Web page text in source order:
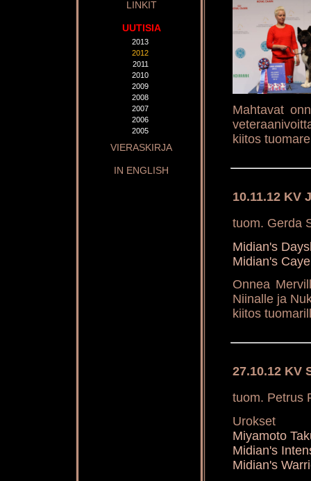
LINKIT
UUTISIA
2013
2012
2011
2010
2009
2008
2007
2006
2005
VIERASKIRJA
IN ENGLISH
Mahtavat
kiitos
10.11.12 KV
tuom. Gerda
Midian's
Midian's
Onnea
Niinalle ja
kiitos
27.10.12 KV
tuom. Petrus
Urokset
Miyamoto
Midian's
Midian's